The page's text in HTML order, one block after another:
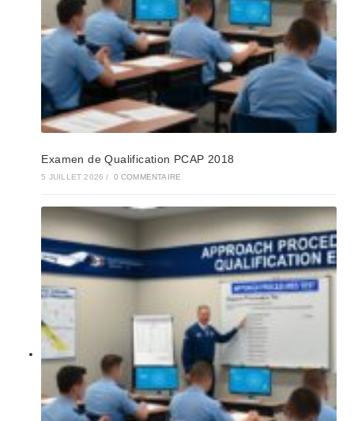
Examen de Qualification PCAP 2018
5 JUILLET 2026 / 0 COMMENTAIRE